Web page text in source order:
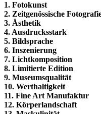
1. Fotokunst
2. Zeitgenössische
3. Ästhetik
4. Ausdrucksstark
5. Bildsprache
6. Inszenierung
7. Lichtkomposition
8. Limitierte Edition
9. Museumsqualität
10. Werthaltigkeit
11. Fine Art Manufaktur
12. Körperlandschaft